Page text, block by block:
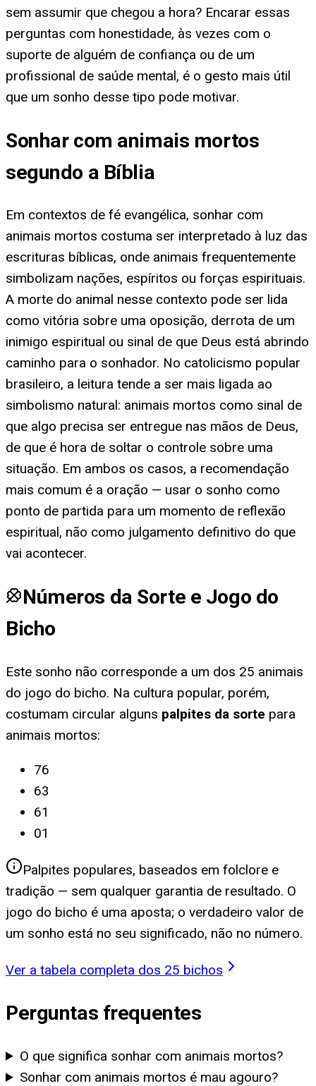
sem assumir que chegou a hora? Encarar essas
perguntas com honestidade, às vezes com o
suporte de alguém de confiança ou de um
profissional de saúde mental, é o gesto mais útil
que um sonho desse tipo pode motivar.
Sonhar com animais mortos
segundo a Bíblia
Em contextos de fé evangélica, sonhar com
animais mortos costuma ser interpretado à luz das
escrituras bíblicas, onde animais frequentemente
simbolizam nações, espíritos ou forças espirituais.
A morte do animal nesse contexto pode ser lida
como vitória sobre uma oposição, derrota de um
inimigo espiritual ou sinal de que Deus está abrindo
caminho para o sonhador. No catolicismo popular
brasileiro, a leitura tende a ser mais ligada ao
simbolismo natural: animais mortos como sinal de
que algo precisa ser entregue nas mãos de Deus,
de que é hora de soltar o controle sobre uma
situação. Em ambos os casos, a recomendação
mais comum é a oração — usar o sonho como
ponto de partida para um momento de reflexão
espiritual, não como julgamento definitivo do que
vai acontecer.
Números da Sorte e Jogo do
Bicho
Este sonho não corresponde a um dos 25 animais
do jogo do bicho. Na cultura popular, porém,
costumam circular alguns palpites da sorte para
animais mortos:
76
63
61
01
Palpites populares, baseados em folclore e
tradição — sem qualquer garantia de resultado. O
jogo do bicho é uma aposta; o verdadeiro valor de
um sonho está no seu significado, não no número.
Ver a tabela completa dos 25 bichos
Perguntas frequentes
O que significa sonhar com animais mortos?
Sonhar com animais mortos é mau agouro?